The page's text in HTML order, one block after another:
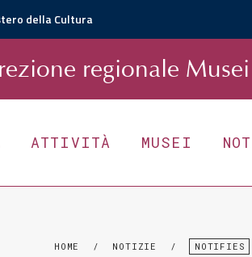
della Cultura
regionale
ATTIVITÀ MUSEI
HOME / NOTIZIE / NOTIFIES